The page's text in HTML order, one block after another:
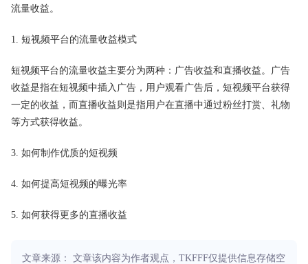
流量收益。
1. 短视频平台的流量收益模式
短视频平台的流量收益主要分为两种：广告收益和直播收益。广告
收益是指在短视频中插入广告，用户观看广告后，短视频平台获得
一定的收益，而直播收益则是指用户在直播中通过粉丝打赏、礼物
等方式获得收益。
3. 如何制作优质的短视频
4. 如何提高短视频的曝光率
5. 如何获得更多的直播收益
文章来源： 文章该内容为作者观点，TKFFF仅提供信息存储空